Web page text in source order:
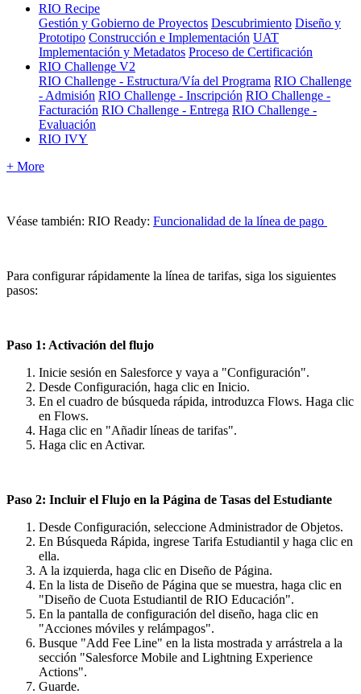
RIO Recipe
Gestión y Gobierno de Proyectos Descubrimiento Diseño y
Prototipo Construcción e Implementación UAT
Implementación y Metadatos Proceso de Certificación
RIO Challenge V2
RIO Challenge - Estructura/Vía del Programa RIO Challenge
- Admisión RIO Challenge - Inscripción RIO Challenge -
Facturación RIO Challenge - Entrega RIO Challenge -
Evaluación
RIO IVY
+ More
Véase también: RIO Ready: Funcionalidad de la línea de pago
Para configurar rápidamente la línea de tarifas, siga los siguientes
pasos:
Paso 1: Activación del flujo
Inicie sesión en Salesforce y vaya a "Configuración".
Desde Configuración, haga clic en Inicio.
En el cuadro de búsqueda rápida, introduzca Flows. Haga clic
en Flows.
Haga clic en "Añadir líneas de tarifas".
Haga clic en Activar.
Paso 2: Incluir el Flujo en la Página de Tasas del Estudiante
Desde Configuración, seleccione Administrador de Objetos.
En Búsqueda Rápida, ingrese Tarifa Estudiantil y haga clic en
ella.
A la izquierda, haga clic en Diseño de Página.
En la lista de Diseño de Página que se muestra, haga clic en
"Diseño de Cuota Estudiantil de RIO Educación".
En la pantalla de configuración del diseño, haga clic en
"Acciones móviles y relámpagos".
Busque "Add Fee Line" en la lista mostrada y arrástrela a la
sección "Salesforce Mobile and Lightning Experience
Actions".
Guarde.